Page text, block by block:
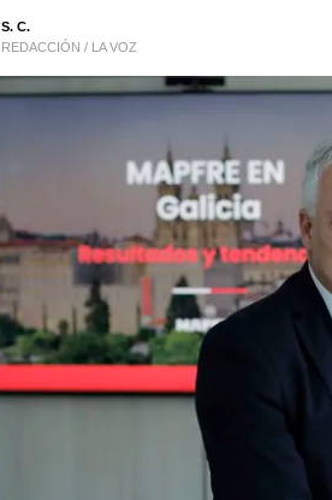
S. C.
REDACCIÓN / LA VOZ